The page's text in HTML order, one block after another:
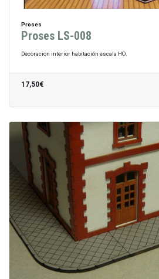
Proses
Proses LS-008
Decoracion interior habitación escala HO.
17,50€